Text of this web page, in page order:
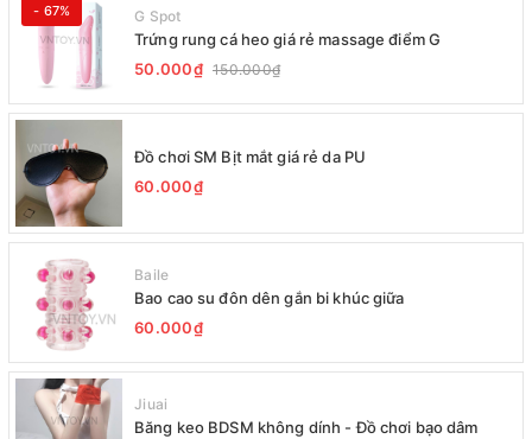
- 67% G Spot
Trứng rung cá heo giá rẻ massage điểm G
50.000₫ 150.000₫
Đồ chơi SM Bịt mắt giá rẻ da PU
60.000₫
Baile
Bao cao su đôn dên gắn bi khúc giữa
60.000₫
Jiuai
Băng keo BDSM không dính - Đồ chơi bạo dâm